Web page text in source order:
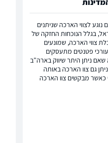
הפטנטים נוגע לצווי הארכה שניתנים
בגלל הנוכחות החזקה של
צווי הארכה, שמונעים
פטנטים מתעסקים
שאם ניתן היתר שיווק בארה"ב
גם צוו הארכה באותה
כאשר מבקשים צוו הארכה